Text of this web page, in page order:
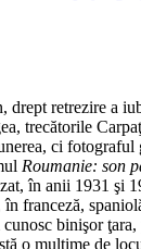
drept retrezire a
trecătorile
ci fotograful
Roumanie: son
în anii 1931 şi
franceză,
binişor
o mulţime de